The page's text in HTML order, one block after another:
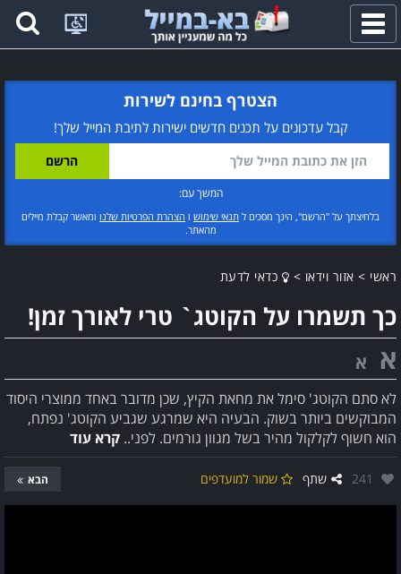
פתח
תפריט
הצטרף בחינם לשירות
קבל עדכונים על תכנים חדשים ישירות לתיבת המייל שלך!
המשך עם:
בלחיצתך על "הרשם", הינך מסכים ל תנאי שימוש ו הצהרת הפרטיות שלנו ומאשר קבלת מיילים
מהאתר.
ראשי > אזור וידאו > כדאי לדעת
כך תשמרו על הקוטג` טרי לאורך זמן!
א א
לא סתם הקוטג' סימל את מחאת הקיץ, שכן מדובר באחד ממוצרי היסוד
המבוקשים ביותר בשוק. הבעיה היא שמרגע שגביע הקוטג' נפתח,
הוא חשוף לקלקול מהיר בשל מגוון גורמים. לפני.. קרא עוד
אהבו:
241 שתף שמור למועדפים הבא